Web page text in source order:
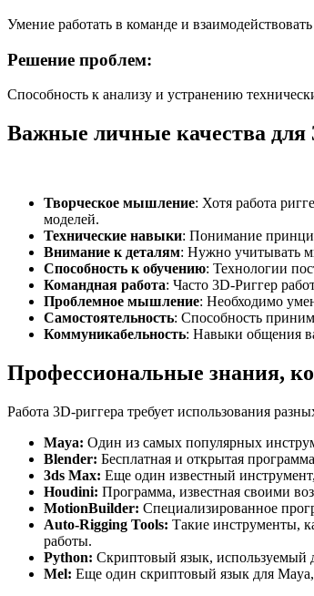
Умение работать в команде и
Решение проблем:
Способность к анализу и устранению
Важные личные качества для
Творческое мышление: Хотя работа
моделей.
Технические навыки: Понимание
Внимание к деталям: Нужно учитывать
Способность к обучению: Технологии
Командная работа: Часто 3D-Риггер
Проблемное мышление: Необходимо
Самостоятельность: Способность
Коммуникабельность: Навыки общения
Профессиональные знания,
Работа 3D-риггера требует использования
Maya: Один из самых популярных
Blender: Бесплатная и открытая
3ds Max: Еще один известный
Houdini: Программа, известная своими
MotionBuilder: Специализированное
Auto-Rigging Tools: Такие инструменты,
работы.
Python: Скриптовый язык, используемый
Mel: Еще один скриптовый язык для Maya,